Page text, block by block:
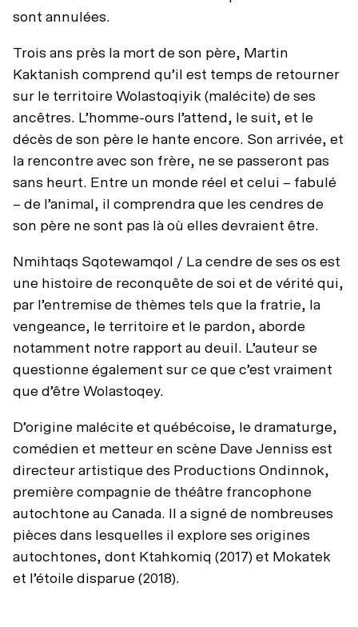
sont annulées.
Trois ans près la mort de son père, Martin
Kaktanish comprend qu’il est temps de retourner
sur le territoire Wolastoqiyik (malécite) de ses
ancêtres. L’homme-ours l’attend, le suit, et le
décès de son père le hante encore. Son arrivée, et
la rencontre avec son frère, ne se passeront pas
sans heurt. Entre un monde réel et celui – fabulé
– de l’animal, il comprendra que les cendres de
son père ne sont pas là où elles devraient être.
Nmihtaqs Sqotewamqol / La cendre de ses os est
une histoire de reconquête de soi et de vérité qui,
par l’entremise de thèmes tels que la fratrie, la
vengeance, le territoire et le pardon, aborde
notamment notre rapport au deuil. L’auteur se
questionne également sur ce que c’est vraiment
que d’être Wolastoqey.
D’origine malécite et québécoise, le dramaturge,
comédien et metteur en scène Dave Jenniss est
directeur artistique des Productions Ondinnok,
première compagnie de théâtre francophone
autochtone au Canada. Il a signé de nombreuses
pièces dans lesquelles il explore ses origines
autochtones, dont Ktahkomiq (2017) et Mokatek
et l’étoile disparue (2018).